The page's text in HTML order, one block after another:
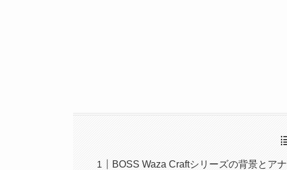
BOSS Waza Craftシリーズの背景とア